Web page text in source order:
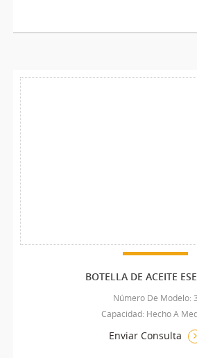
BOTELLA DE ACEITE
Número De Modelo: 3
Capacidad: Hecho A
Enviar Consulta